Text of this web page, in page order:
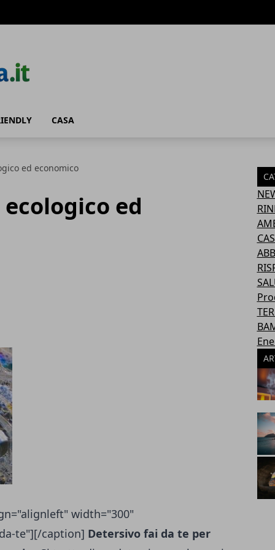
CASA
ed economico
ed
width="300"
te"][/caption] Detersivo fai da te per